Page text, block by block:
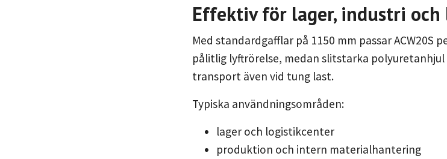
Effektiv för lager, industri
Med standardgafflar på 1150 mm passar ACW20S
pålitlig lyftrörelse, medan slitstarka
transport även vid tung last.
Typiska användningsområden:
lager och logistikcenter
produktion och intern materialhantering